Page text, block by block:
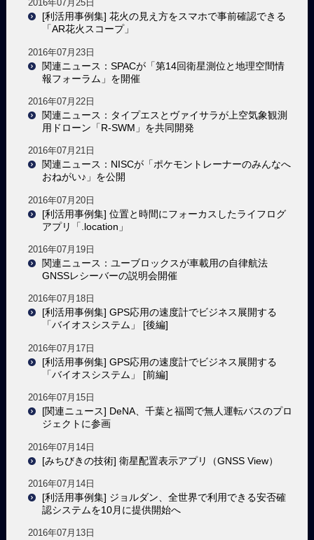
2016年07月25日
[利活用事例集] 花火の見え方をスマホで事前確認できる
「AR花火スコープ」
2016年07月23日
関連ニュース：SPACが「第14回衛星測位と地理空間情
報フォーラム」を開催
2016年07月22日
関連ニュース：タイプエスとヴァイサラが上空気象観測
用ドローン「R-SWM」を共同開発
2016年07月21日
関連ニュース：NISCが「ポケモントレーナーのみんなへ
おねがい♪」を公開
2016年07月20日
[利活用事例集] 位置と時間にフォーカスしたライフログ
アプリ「.location」
2016年07月19日
関連ニュース：ユーブロックスが車載用の自律航法
GNSSレシーバーの説明会開催
2016年07月18日
[利活用事例集] GPS応用の速度計でビジネス展開する
「バイオスシステム」 [後編]
2016年07月17日
[利活用事例集] GPS応用の速度計でビジネス展開する
「バイオスシステム」 [前編]
2016年07月15日
[関連ニュース] DeNA、千葉と福岡で無人運転バスのプロ
ジェクトに参画
2016年07月14日
[みちびきの技術] 衛星配置表示アプリ（GNSS View）
2016年07月14日
[利活用事例集] ジョルダン、全世界で利用できる安否確
認システムを10月に提供開始へ
2016年07月13日